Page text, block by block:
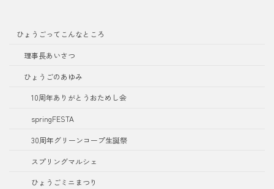
ひょうごってこんなところ
理事長あいさつ
ひょうごのあゆみ
10周年ありがとうおためし会
springFESTA
30周年グリーンコープ生誕祭
スプリングマルシェ
ひょうごミニまつり